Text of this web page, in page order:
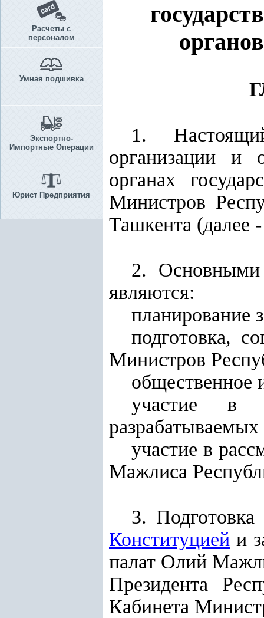
Расчеты с
персоналом
Умная подшивка
Экспортно-
Импортные Операции
Юрист Предприятия
1.
организации и
органах
Министров
Ташкента (далее
2. Основными
являются:
планирование
подготовка,
Министров
общественное
участие в
участие в
Мажлиса
3. Подготовка
Конституцией и
палат Олий
Президента
Кабинета